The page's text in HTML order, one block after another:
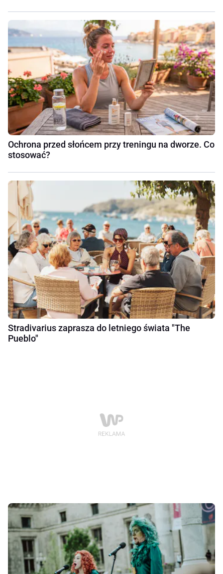
Ochrona przed słońcem przy treningu na dworze. Co
stosować?
Stradivarius zaprasza do letniego świata "The
Pueblo"